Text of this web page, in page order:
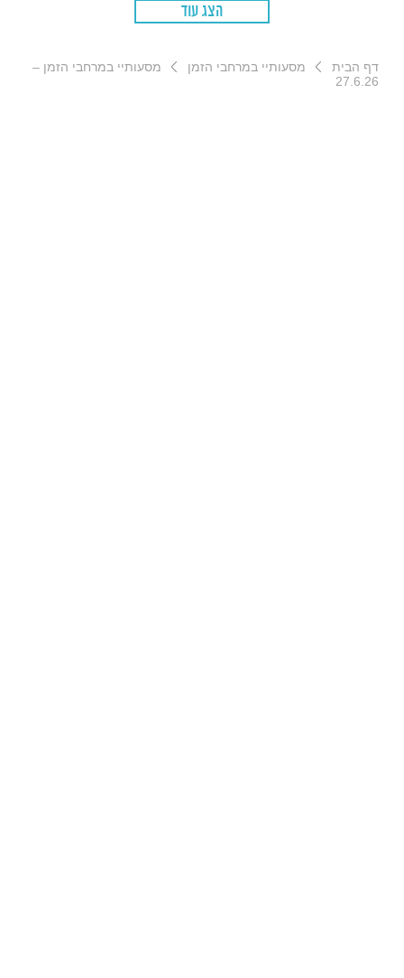
הצג עוד
דף הבית מסעותיי במרחבי הזמן
מסעותיי במרחבי הזמן –
27.6.26